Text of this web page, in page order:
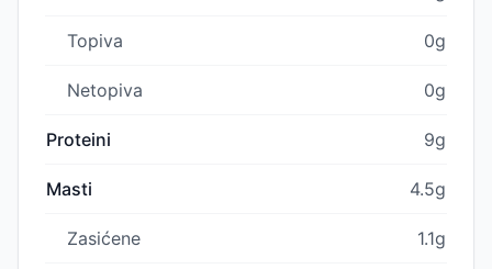
Topiva 0g
Netopiva 0g
Proteini 9g
Masti 4.5g
Zasićene 1.1g